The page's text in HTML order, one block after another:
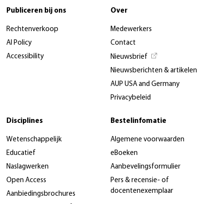
Publiceren bij ons
Rechtenverkoop
AI Policy
Accessibility
Over
Medewerkers
Contact
Nieuwsbrief
Nieuwsberichten & artikelen
AUP USA and Germany
Privacybeleid
Disciplines
Wetenschappelijk
Educatief
Naslagwerken
Open Access
Aanbiedingsbrochures
Bestelinfomatie
Algemene voorwaarden
eBoeken
Aanbevelingsformulier
Pers & recensie- of
docentenexemplaar